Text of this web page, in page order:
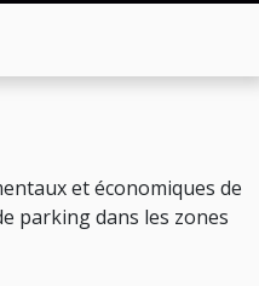
et économiques de
parking dans les zones